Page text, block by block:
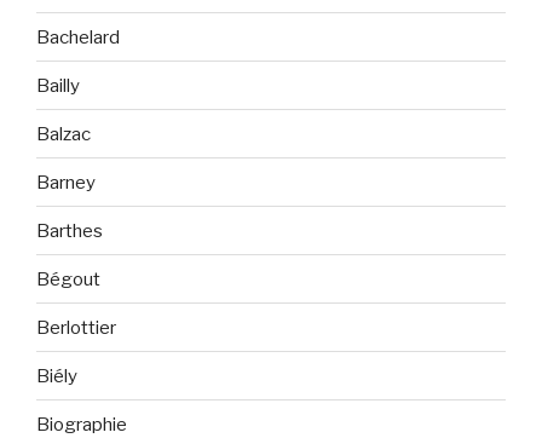
Bachelard
Bailly
Balzac
Barney
Barthes
Bégout
Berlottier
Biély
Biographie